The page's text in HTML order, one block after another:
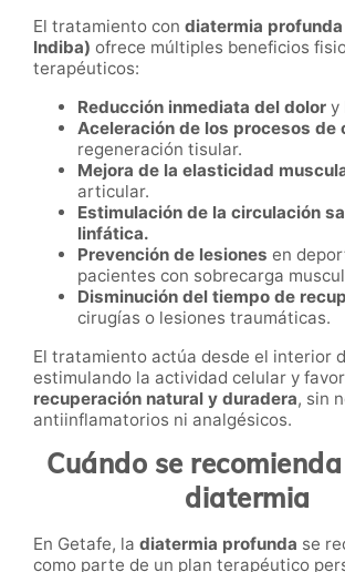
El tratamiento con diatermia
Indiba) ofrece múltiples beneficios
terapéuticos:
Reducción inmediata del dolor y
Aceleración de los procesos de
regeneración tisular.
Mejora de la elasticidad
articular.
Estimulación de la circulación
linfática.
Prevención de lesiones en
pacientes con sobrecarga
Disminución del tiempo de
cirugías o lesiones traumáticas.
El tratamiento actúa desde el interior
estimulando la actividad celular y
recuperación natural y duradera, sin
antiinflamatorios ni analgésicos.
Cuándo se
diatermia
En Getafe, la diatermia profunda se
como parte de un plan terapéutico